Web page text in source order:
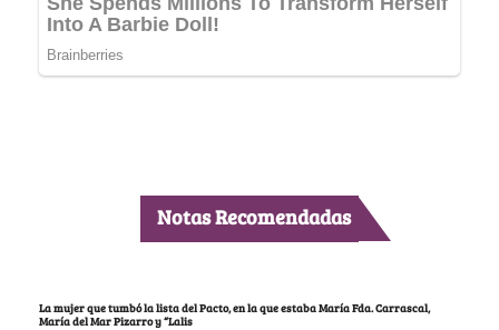
Notas Recomendadas
La mujer que tumbó la lista del Pacto, en la que estaba María Fda. Carrascal,
María del Mar Pizarro y “Lalis